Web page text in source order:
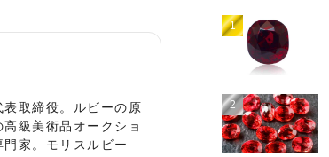
取締役。ルビーの原
級美術品オークショ
家。モリスルビー